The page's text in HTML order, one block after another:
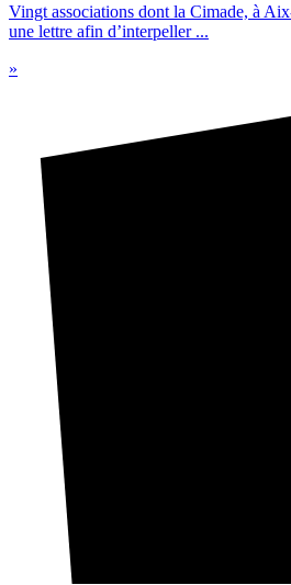
Vingt associations dont la Cimade, à
une lettre afin d’interpeller ...
»